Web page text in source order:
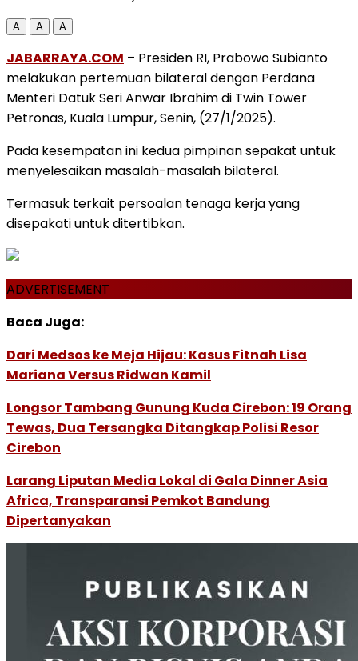
A A A
JABARRAYA.COM – Presiden RI, Prabowo Subianto
melakukan pertemuan bilateral dengan Perdana
Menteri Datuk Seri Anwar Ibrahim di Twin Tower
Petronas, Kuala Lumpur, Senin, (27/1/2025).
Pada kesempatan ini kedua pimpinan sepakat untuk
menyelesaikan masalah-masalah bilateral.
Termasuk terkait persoalan tenaga kerja yang
disepakati untuk ditertibkan.
ADVERTISEMENT
Baca Juga:
Dari Medsos ke Meja Hijau: Kasus Fitnah Lisa
Mariana Versus Ridwan Kamil
Longsor Tambang Gunung Kuda Cirebon: 19 Orang
Tewas, Dua Tersangka Ditangkap Polisi Resor
Cirebon
Larang Liputan Media Lokal di Gala Dinner Asia
Africa, Transparansi Pemkot Bandung
Dipertanyakan